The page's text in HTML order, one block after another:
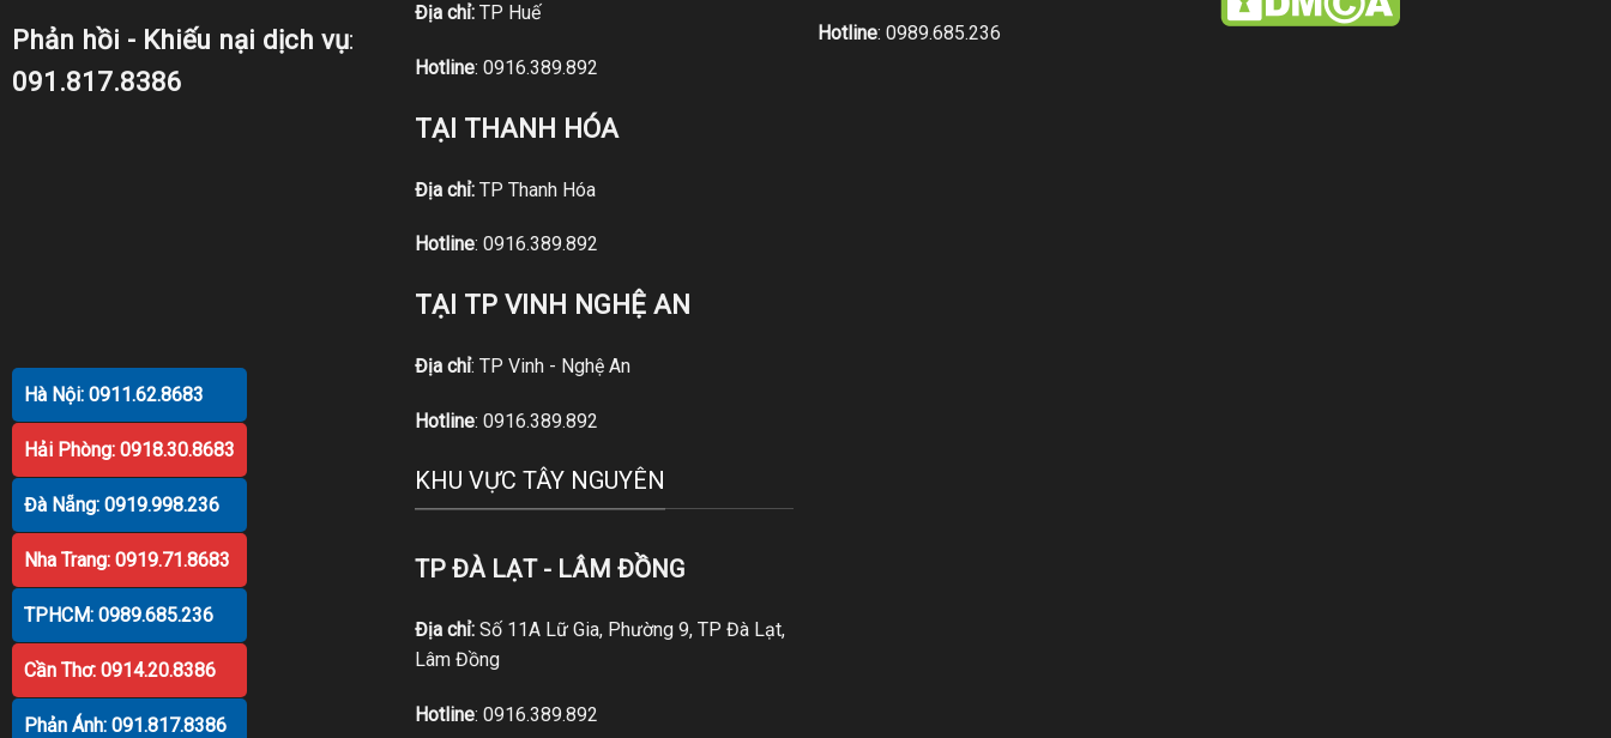
Phản hồi - Khiếu nại dịch vụ:
091.817.8386
Địa chỉ:TP Huế
Hotline: 0916.389.892
TẠI THANH HÓA
Địa chỉ:TP Thanh Hóa
Hotline: 0916.389.892
TẠI TP VINH NGHỆ AN
Địa chỉ: TP Vinh - Nghệ An
Hotline: 0916.389.892
KHU VỰC TÂY NGUYÊN
TP ĐÀ LẠT - LÂM ĐỒNG
Địa chỉ:Số 11A Lữ Gia, Phường 9, TP Đà Lạt,
Lâm Đồng
Hotline: 0916.389.892
Hotline: 0989.685.236
Hà Nội: 0911.62.8683
Hải Phòng: 0918.30.8683
Đà Nẵng: 0919.998.236
Nha Trang: 0919.71.8683
TPHCM: 0989.685.236
Cần Thơ: 0914.20.8386
Phản Ánh: 091.817.8386